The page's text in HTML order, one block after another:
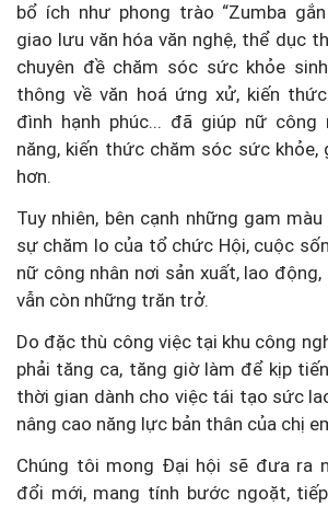
bổ ích như phong trào “Zumba
giao lưu văn hóa văn nghệ, thể dục
chuyên đề chăm sóc sức khỏe
thông về văn hoá ứng xử, kiến
đình hạnh phúc... đã giúp nữ công
năng, kiến thức chăm sóc sức
hơn.
Tuy nhiên, bên cạnh những gam
sự chăm lo của tổ chức Hội, cuộc
nữ công nhân nơi sản xuất, lao động,
vẫn còn những trăn trở.
Do đặc thù công việc tại khu công
phải tăng ca, tăng giờ làm để kịp
thời gian dành cho việc tái tạo sức
nâng cao năng lực bản thân của chị
Chúng tôi mong Đại hội sẽ đưa ra
đổi mới, mang tính bước ngoặt,